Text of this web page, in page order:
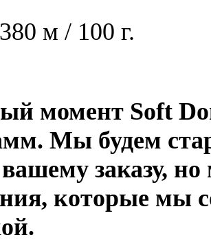
м / 100 г.
момент Soft
Мы будем
заказу,
которые мы